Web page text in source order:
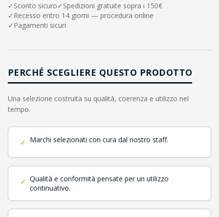
✓ Sconto sicuro✓ Spedizioni gratuite sopra i 150€
✓ Recesso entro 14 giorni — procedura online
✓ Pagamenti sicuri
PERCHÉ SCEGLIERE QUESTO PRODOTTO
Una selezione costruita su qualità, coerenza e utilizzo nel
tempo.
✓ Marchi selezionati con cura dal nostro staff.
✓ Qualità e conformità pensate per un utilizzo
continuativo.